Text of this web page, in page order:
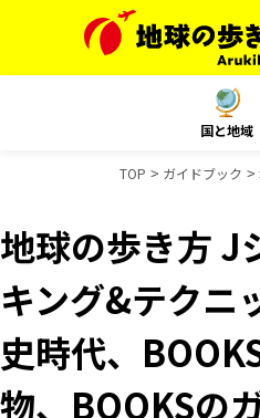
国と地域
TOP ガイドブック
地球の歩き方 J
キング&テクニ
史時代、
物、BOOKSの